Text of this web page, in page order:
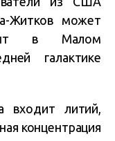
Житков может
в Малом
галактике
входит литий,
концентрация